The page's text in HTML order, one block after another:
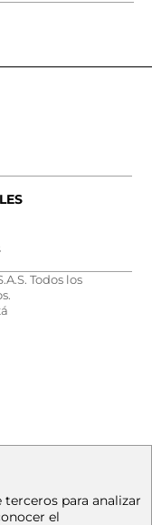
Todos los
para analizar
el